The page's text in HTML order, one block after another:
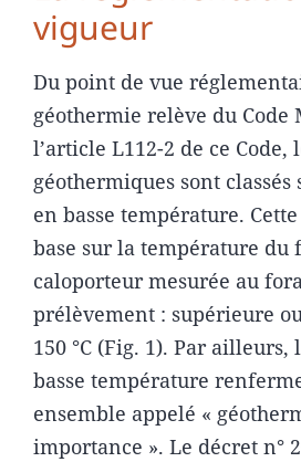
vigueur
Du point de vue
géothermie relève du Code
l’article L112-2 de ce Code,
géothermiques sont
en basse température.
base sur la température du
caloporteur mesurée au
prélèvement : supérieure
150 °C (Fig. 1). Par
basse température
ensemble appelé «
importance ». Le décret n°